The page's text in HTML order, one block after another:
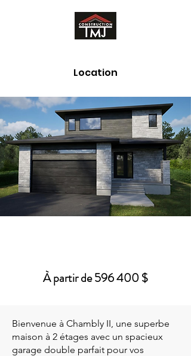
Location
À partir de 596 400 $
Bienvenue à Chambly II, une superbe
maison à 2 étages avec un spacieux
garage double parfait pour vos